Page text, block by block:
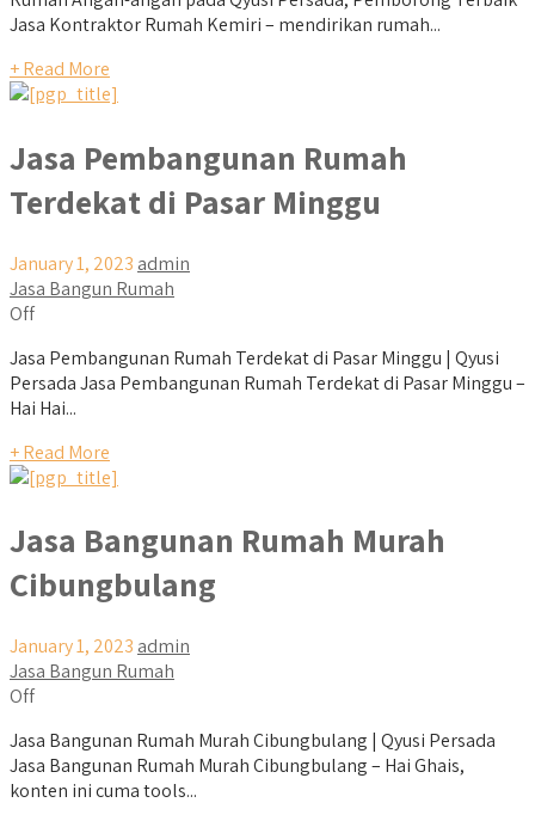
Jasa Kontraktor Rumah Kemiri – mendirikan rumah...
+ Read More
Jasa Pembangunan Rumah
Terdekat di Pasar Minggu
January 1, 2023 admin
Jasa Bangun Rumah
Off
Jasa Pembangunan Rumah Terdekat di Pasar Minggu | Qyusi
Persada Jasa Pembangunan Rumah Terdekat di Pasar Minggu –
Hai Hai...
+ Read More
Jasa Bangunan Rumah Murah
Cibungbulang
January 1, 2023 admin
Jasa Bangun Rumah
Off
Jasa Bangunan Rumah Murah Cibungbulang | Qyusi Persada
Jasa Bangunan Rumah Murah Cibungbulang – Hai Ghais,
konten ini cuma tools...